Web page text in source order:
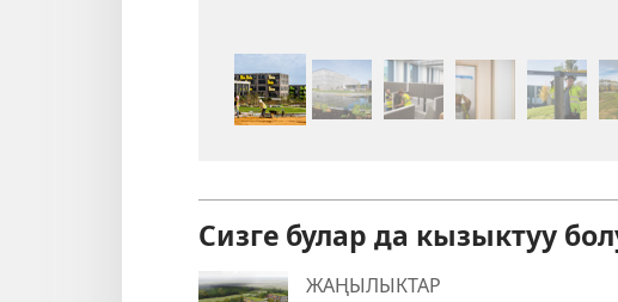
Сизге булар да кызыктуу
ЖАҢЫЛЫКТАР